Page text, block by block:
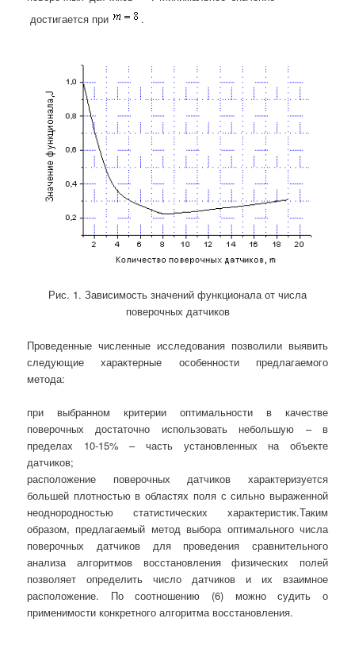
достигается при
.
Рис. 1. Зависимость значений функционала от числа
поверочных датчиков
Проведенные численные исследования позволили выявить
следующие характерные особенности предлагаемого
метода:
при выбранном критерии оптимальности в качестве
поверочных достаточно использовать небольшую – в
пределах 10-15% – часть установленных на объекте
датчиков;
расположение поверочных датчиков характеризуется
большей плотностью в областях поля с сильно выраженной
неоднородностью статистических характеристик.Таким
образом, предлагаемый метод выбора оптимального числа
поверочных датчиков для проведения сравнительного
анализа алгоритмов восстановления физических полей
позволяет определить число датчиков и их взаимное
расположение. По соотношению (6) можно судить о
применимости конкретного алгоритма восстановления.